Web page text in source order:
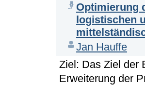
Optimierung
logistischen
Jan Hauffe
Ziel: Das Ziel der
Erweiterung der